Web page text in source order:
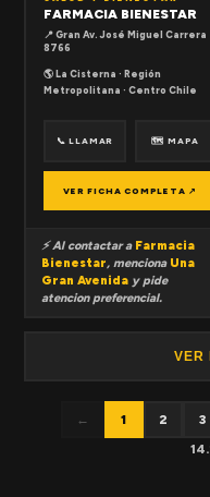
FARMACIA BIENESTAR
📍 Gran Av. José Miguel Carrera
8766
🌎 La Cisterna · Región
Metropolitana · Centro Chile
📞 LLAMAR 🗺 MAPA
VER FICHA COMPLETA ↗
⚡ Al contactar a Farmacia
Bienestar, menciona Una
Gran Avenida y pide
atencion preferencial.
VER
← 1 2 3